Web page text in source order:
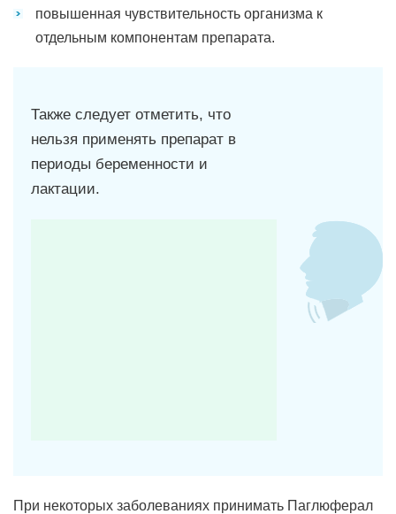
повышенная чувствительность организма к
отдельным компонентам препарата.
Также следует отметить, что
нельзя применять препарат в
периоды беременности и
лактации.
При некоторых заболеваниях принимать Паглюферал